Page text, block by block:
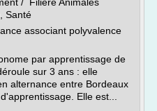
Santé
associant polyvalence
par apprentissage de
sur 3 ans : elle
alternance entre Bordeaux
Elle est...